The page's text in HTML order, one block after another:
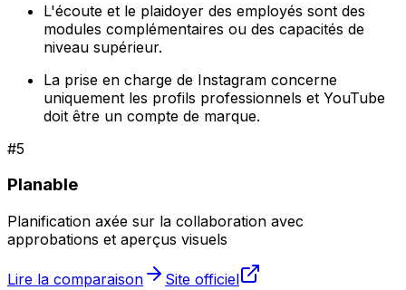
L'écoute et le plaidoyer des employés sont des
modules complémentaires ou des capacités de
niveau supérieur.
La prise en charge de Instagram concerne
uniquement les profils professionnels et YouTube
doit être un compte de marque.
#5
Planable
Planification axée sur la collaboration avec
approbations et aperçus visuels
Lire la comparaison
Site officiel